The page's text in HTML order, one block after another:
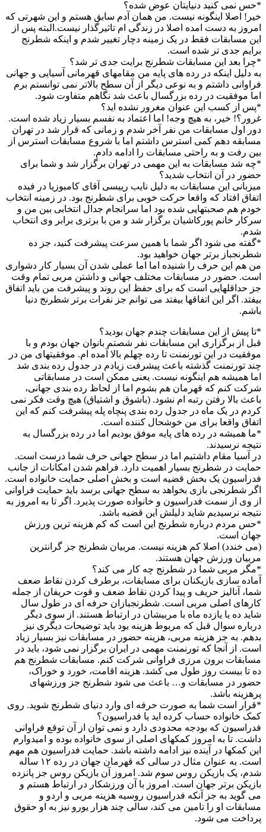
*حس نمی کنید دنیایتان عوض شده؟
خیر! اصلا اینگونه نیست. من همان آدم سابق هستم و این شهرتی که
امروز به دست امده اصلا در زندگی ام تاثیرگذار نیست.البته پس از
این مسابقات فقط در یک زمینه دچار تغییر شدم و اینکه شطرنج
برایم جدی تر شده است.
*چرا بعد این مسابقات شطرنج برایت جدی تر شد؟
به دلیل اینکه در رده های پایه من مقامهای قهرمانی آسیایی و جهانی
فراوانی داشتم و به نوعی دیگر از آن سطح بالاتر نمی توانستم برم
اما موفقیت در رده بزرگسال باعث شد نگاهم متفاوت شود.
*پس از کسب این عنوان مغرور نشده اید؟
غرور؟! خیر، به هیچ وجه! اما اعتماد به نفسم بسیار زیاد شده است.
دور اول مسابقات من نفر آخر شدم و زمانی که قرار شد در تهران
مسابقه دهم کمی استرس داشتم اما با شروع مسابقات استرس از
بین رفت و به راحتی مسابقات را ادامه دادم.
*چه شد مسابقات به این مهمی در تهران برگزار شد و شما برای
حضور در آن انتخاب شدید؟
میزبانی این مسابقات به دلیل نایب رییسی آقای کامبوزیا در فیده
اتفاق افتاد که واقعا حرکت خوبی برای شطرنج بود. در زمینه انتخاب
خودم هم صحبتهایی شده بود اما سرانجام جدال انتخابی بین من و
سرکار خانم پورکاشیان برگزار شد و من با برتری برابر وی انتخاب
شدم.
*گفته می شود اگر شما با همین سرعت پیشرفت کنید، جز ده
شطرنجباز برتر جهان خواهید بود.
من هم این حرف را شنیده اما اما عملی شدن آن بسیار کار دشواری
است. حضور در مسابقات مختلف جهانی و داشتن مربی تمام وقت
جز حداقلهایی است که برای حفظ این روند و پیشرفت من باید اتفاق
بیفتد. اگر این اتفاقها بیفتد می توانم جز نفرات برتر شطرنج دنیا
باشم.
*تا پیش از این مسابقات چندم جهان بودید؟
قبل از برگزاری این مسابقات نفر شصتم بانوان جهان بودم و با
موفقیت در این تورنمنت تا رده چهلم بالا آمده ام. موفقیتهای من در
چند تورنمنت گذشته باعث پیشرفت زیادم در جدول رده بندی شد
اما همیشه هم اینگونه نیست. یعنی ممکن است در مسابقاتی
شرکت کنم که قهرمان هم بشوم اما از لحاظ رده بندی جهانی،
باعث بالا رفتن رتبه ام نشود. (باشوق و اشتیاق) هیچ وقت فکر نمی
کردم در یک ماه در جدول رده بندی پنچاه پله پیشرفت کنم که این
اتفاق واقعا برای من خوشحال کننده است.
*ما همیشه در رده های پایه موفق بودیم اما در رده بزرگسال به
نتیجه نرسیدند.
در آسیا مقام داشتیم اما در سطح جهانی حرف شما درست است.
حمایت در شطرنج بسیار اهمیت دارد. فراهم شدن امکانات از جانب
فدراسیون یک بخش قضیه است و بخش اصلی حمایت خانواده است.
اگر شطرنجی بازی بخواهد به سطح جهانی برسد باید حمایت فراوانی
از وی از سمت فدراسیون و خانواده صورت پذیرد. اگر تا به امروز به
نتیجه نرسیدیم شاید دلیلش این قضیه باشد.
*حس مردم درباره شطرنج این است که کم هزینه ترین ورزش
جهان است.
(می خندد) اصلا کم هزینه نیست. مربیان شطرنج جز گرانترین
مربیان ورزش جهان هستند.
*مگر مربی شما در شطرنج چه کار می کند؟
آماده سازی بازیکنان برای مسابقات، برطرف کردن نقاط ضعف
شما، آنالیز حریف و پیدا کردن نقاط ضعف و قوت حریفان از جمله
کارهای اصلی مربی است. شطرنجبازان حرفه ای در طول سال
شاید ده یا یازده ماه با مربیشان در ارتباط هستند. از سوی دیگر
درباره سوال قبل که مربوط هزینه بود باید توضیحات دیگری نیز
بدهم. به جز هزینه مربی، هزینه حضور در مسابقات نیز بسیار زیاد
است. از آنجا که تورنمنت مهمی در ایران برگزار نمی شود، باید در
مسابقات برون مرزی فراوانی شرکت کنم. مسابقات شطرنج هم
ده تا بیست روز طول می کشد. هزینه اقامت، خورد و خوراک،
حضور در مسابقات و… باعث می شود شطرنج جز ورزشهای
پرهزینه باشد.
*قرار است شما به صورت حرفه ای وارد دنیای شطرنج شوید. روی
کمک خانواده حساب کرده اید یا فدراسیون؟
فدراسیون که بودجه محدودی دارد و نمی توان از آن توقع فراوانی
داشت. تا به امروز کمکهای اصلی از سوی خانواده بوده و امیدوارم
این کمکها در آینده نیز ادامه داشته باشد. حمایت فدراسیون هم مهم
است. به عنوان مثال در سالی که قهرمان جهان در رده ۱۲ ساله
شدم، یک بازیکن روس سوم شد. امروز آن بازیکن روس جز پانزده
بازیکن برتر جهان است. امروز با آن ورزشکار در ارتباط هستم و
می گوید به جز آنکه فدراسیون روسیه هزینه مربی و اردو و
مسابقات او را تامین می کند، سالی چند هزار یورو نیز به او حقوق
پرداخت می شود.